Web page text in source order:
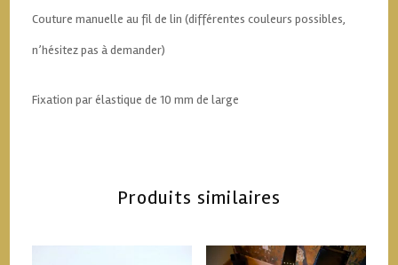
Couture manuelle au fil de lin (différentes couleurs possibles,
n’hésitez pas à demander)
Fixation par élastique de 10 mm de large
Produits similaires